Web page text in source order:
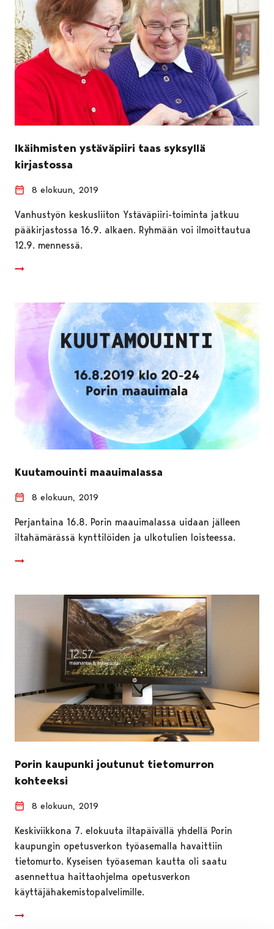
Ikäihmisten ystäväpiiri taas syksyllä
kirjastossa
8 elokuun, 2019
Vanhustyön keskusliiton Ystäväpiiri-toiminta jatkuu
pääkirjastossa 16.9. alkaen. Ryhmään voi ilmoittautua
12.9. mennessä.
Kuutamouinti maauimalassa
8 elokuun, 2019
Perjantaina 16.8. Porin maauimalassa uidaan jälleen
iltahämärässä kynttilöiden ja ulkotulien loisteessa.
Porin kaupunki joutunut tietomurron
kohteeksi
8 elokuun, 2019
Keskiviikkona 7. elokuuta iltapäivällä yhdellä Porin
kaupungin opetusverkon työasemalla havaittiin
tietomurto. Kyseisen työaseman kautta oli saatu
asennettua haittaohjelma opetusverkon
käyttäjähakemistopalvelimille.